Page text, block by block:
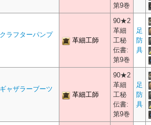
第9巻
ラフターパンプ
革細工師
90★2
革細
工秘
伝書:
第9巻
足
防
具
ャザラーブーツ
革細工師
90★2
革細
工秘
伝書:
第9巻
足
防
具